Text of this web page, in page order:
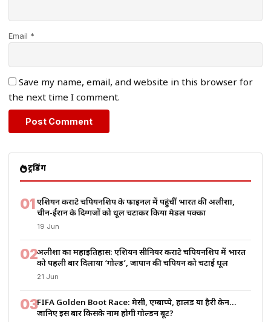
Email *
Save my name, email, and website in this browser for
the next time I comment.
ट्रेंडिंग
01एशियन कराटे चैंपियनशिप के फाइनल में पहुंचीं भारत की अलीशा,
चीन-ईरान के दिग्गजों को धूल चटाकर किया मेडल पक्का
19 Jun
02अलीशा का महाइतिहास: एशियन सीनियर कराटे चैंपियनशिप में भारत
को पहली बार दिलाया ‘गोल्ड’, जापान की चैंपियन को चटाई धूल
21 Jun
03FIFA Golden Boot Race: मेसी, एम्बाप्पे, हालैंड या हैरी केन…
जानिए इस बार किसके नाम होगी गोल्डन बूट?